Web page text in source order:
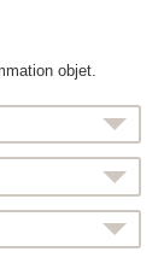
objet.